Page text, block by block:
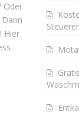
Oder
Hier